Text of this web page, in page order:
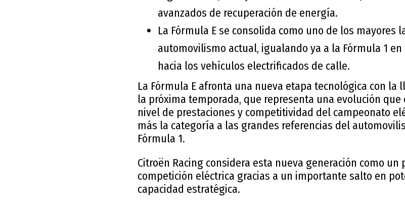
avanzados de recuperación de energía.
La Fórmula E se consolida como uno de los mayores
automovilismo actual, igualando ya a la Fórmula 1
hacia los vehículos electrificados de calle.
La Fórmula E afronta una nueva etapa tecnológica con la
la próxima temporada, que representa una evolución
nivel de prestaciones y competitividad del campeonato
más la categoría a las grandes referencias del
Fórmula 1.
Citroën Racing considera esta nueva generación como
competición eléctrica gracias a un importante salto en
capacidad estratégica.